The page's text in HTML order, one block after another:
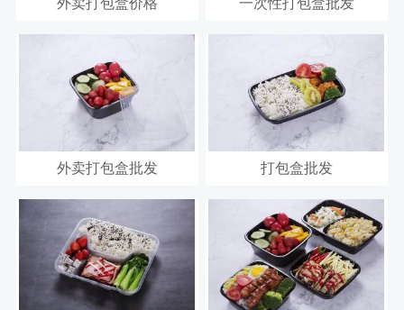
外卖打包盒价格 一次性打包盒批发
外卖打包盒批发 打包盒批发